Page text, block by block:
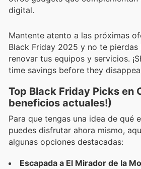
digital.
Mantente atento a las próximas
Black Friday 2025 y no te
renovar tus equipos y servicios.
time savings before they
Top Black Friday Picks en
beneficios actuales!)
Para que tengas una idea de qué
puedes disfrutar ahora mismo,
algunas opciones destacadas:
Escapada a El Mirador de la